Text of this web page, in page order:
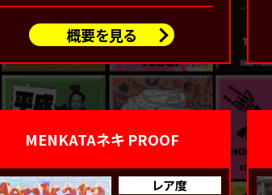
概要を見る
MENKATAネキ PROOF
レア度